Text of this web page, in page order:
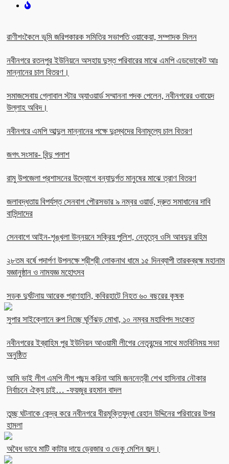
রাণীশংকৈলে ভূমি জরিপকারক সমিতির সভাপতি ওয়াকেয়া, সম্পাদক মিলন
নবীনগরে রতনপুর ইউনিয়নে অসহায় দুস্ত পরিবারের মাঝে এমপি এডভোকেট আঃ
মান্নানের চাল বিতরণ।
সমাজসেবায় গ্লোবাল স্টার অ্যাওয়ার্ড সম্মাননা পদক পেলেন, নবীনগরের ওবায়েদ
উল্লাহ অবিদ।
নবীনগরে এমপি আব্দুল মান্নানের পক্ষে দুঃস্থদের বিনামূল্যে চাল বিতরণ
জগৎ সংসার- বিন্দু পলাশ
রামু উপজেলা প্রশাসনের উদ্যোগে বন্যাদুর্গত মানুষের মাঝে ত্রাণ বিতরণ
জলাবদ্ধতায় বিপর্যস্ত সেনবাগ পৌরসভার ৯ নম্বর ওয়ার্ড, দ্রুত সমাধানের দাবি
বাসিন্দাদের
সেনবাগে আইন-শৃঙ্খলা উন্নয়নে সক্রিয় পুলিশ, নেতৃত্বে ওসি আবদুর রহিম
২৮তম বর্ষে পদার্পণ উপলক্ষে শ্রীশ্রী লোকনাথ ধামে ১৫ দিনব্যাপী তারকব্রহ্ম মহানাম
যজ্ঞানুষ্ঠান ও নামযজ্ঞ মহোৎসব
সড়ক দুর্ঘটনায় আরেক প্রাণহানি, কবিরহাটে নিহত ৬০ বছরের কৃষক
সুপার সাইক্লোনে রুপ নিচ্ছে ঘূর্ণিঝড় মোখা, ১০ নম্বর মহাবিপদ সংকেত
নবীনগরের ইব্রাহিম পুর ইউনিয়ন আওয়ামী লীগের নেতৃবৃন্দের সাথে মতবিনিময় সভা
অনুষ্ঠিত
আমি ভাই লীগ এমপি লীগ পছন্দ করিনা আমি জননেত্রী শেখ হাসিনার নৌকার
নির্বাচনে ঐক্য চাই… -ফয়জুর রহমান বাদল
তুচ্ছ ঘটনাকে কেন্দ্র করে নবীনগরে বীরমুক্তিযুদ্ধা রেহান উদ্দিনের পরিবারের উপর
হামলা
অবৈধ ভাবে মাটি কাটার দায়ে ড্রেজার ও ভেকু মেশিন জব্দ।